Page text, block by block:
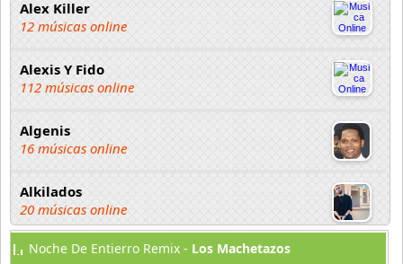
Alex Killer
12 músicas online
Alexis Y Fido
112 músicas online
Algenis
16 músicas online
Alkilados
20 músicas online
Andy Boy
Noche De Entierro Remix - Los Machetazos